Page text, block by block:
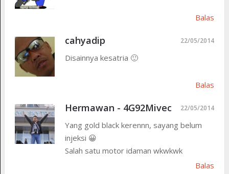
Balas
cahyadip 22/05/2014
Disainnya kesatria 🙂
Balas
Hermawan - 4G92Mivec 22/05/2014
Yang gold black kerennn, sayang belum
injeksi 😀
Salah satu motor idaman wkwkwk
Balas